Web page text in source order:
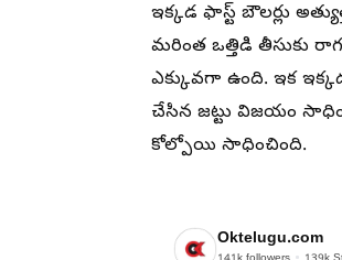
ఇక్కడ ఫాస్ట్ బౌలర్లు
మరింత ఒత్తిడి తీసుకు
ఎక్కువగా ఉంది. ఇక
చేసిన జట్టు విజయం
కోల్పోయి సాధించింది.
Oktelugu.com